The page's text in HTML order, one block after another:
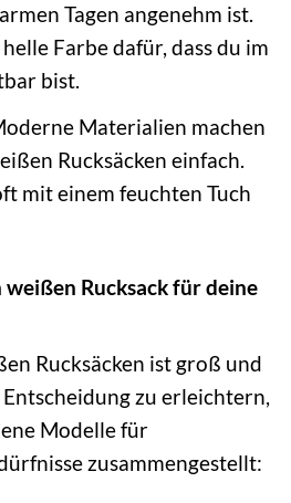
Tagen angenehm ist.
Farbe dafür, dass du im
bist.
Materialien machen
Rucksäcken einfach.
mit einem feuchten Tuch
Rucksack für deine
Rucksäcken ist groß und
zu erleichtern,
Modelle für
zusammengestellt: